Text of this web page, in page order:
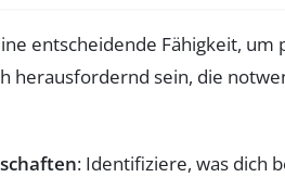
entscheidende Fähigkeit,
herausfordernd sein, die
: Identifiziere, was dich